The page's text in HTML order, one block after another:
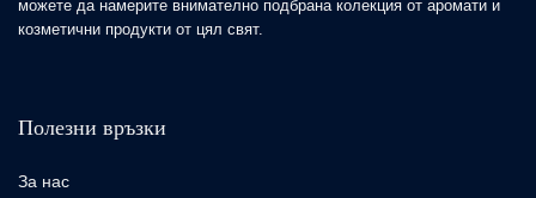
можете да намерите внимателно подбрана колекция от аромати и
козметични продукти от цял свят.
Полезни връзки
За нас